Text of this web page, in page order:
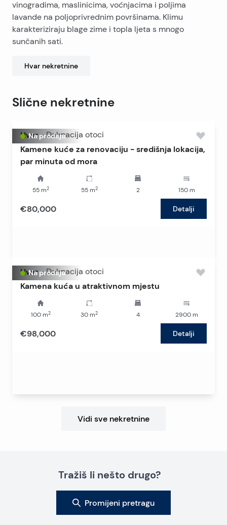
vinogradima, maslinicima, voćnjacima i poljima
lavande na poljoprivrednim površinama. Klimu
karakteriziraju blage zime i topla ljeta s mnogo
sunčanih sati.
Hvar nekretnine
Slične nekretnine
Na prodaju
Hvar - Dalmacija otoci
Kamene kuće za renovaciju - središnja lokacija,
par minuta od mora
55m2 55m2 2 150m
€80,000 Detalji
Na prodaju
Hvar - Dalmacija otoci
Kamena kuća u atraktivnom mjestu
100m2 30 m2 4 2900m
€98,000 Detalji
Vidi sve nekretnine
Tražiš li nešto drugo?
Promijeni pretragu